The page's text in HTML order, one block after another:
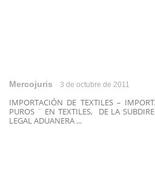
Mercojuris 3 de octubre de 2011
IMPORTACIÓN DE TEXTILES –
PUROS ¨ EN TEXTILES, DE LA
LEGAL ADUANERA ...